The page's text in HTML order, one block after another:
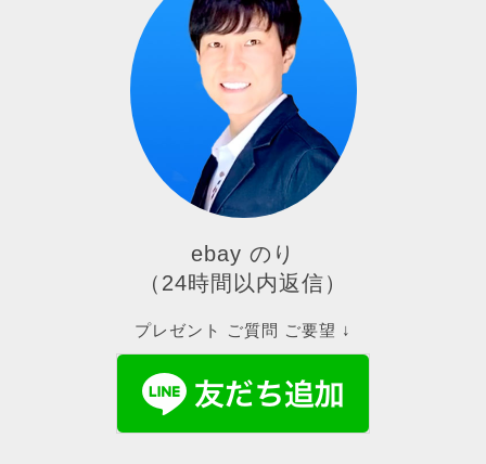
ebay のり
（24時間以内返信）
プレゼント ご質問 ご要望 ↓